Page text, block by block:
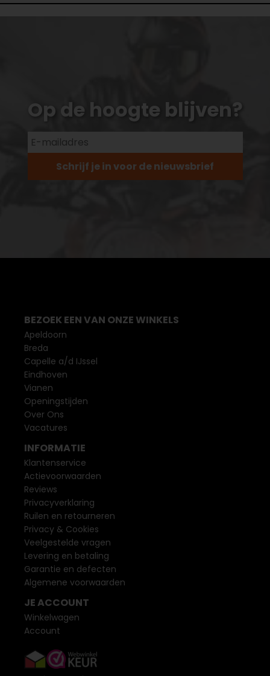
Op de hoogte blijven?
Schrijf je in voor de nieuwsbrief
BEZOEK EEN VAN ONZE WINKELS
Apeldoorn
Breda
Capelle a/d IJssel
Eindhoven
Vianen
Openingstijden
Over Ons
Vacatures
INFORMATIE
Klantenservice
Actievoorwaarden
Reviews
Privacyverklaring
Ruilen en retourneren
Privacy & Cookies
Veelgestelde vragen
Levering en betaling
Garantie en defecten
Algemene voorwaarden
JE ACCOUNT
Winkelwagen
Account